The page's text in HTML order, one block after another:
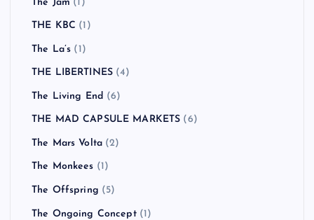
The Jam (1)
THE KBC (1)
The La’s (1)
THE LIBERTINES (4)
The Living End (6)
THE MAD CAPSULE MARKETS (6)
The Mars Volta (2)
The Monkees (1)
The Offspring (5)
The Ongoing Concept(1)